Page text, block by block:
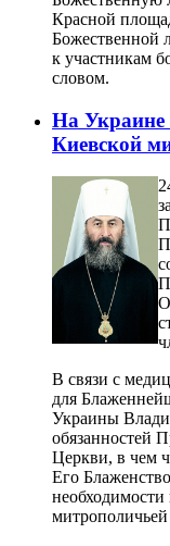
Красной
Божественной
к участникам
словом.
На Украине
Киевской
В связи с
для
Украины
обязанностей
Церкви, в чем
Его
необходимости